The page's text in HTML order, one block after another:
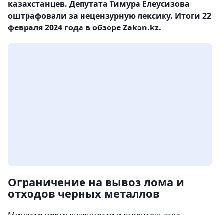
казахстанцев. Депутата Тимура Елеусизова
оштрафовали за нецензурную лексику. Итоги 22
февраля 2024 года в обзоре Zakon.kz.
Ограничение на вывоз лома и
отходов черных металлов